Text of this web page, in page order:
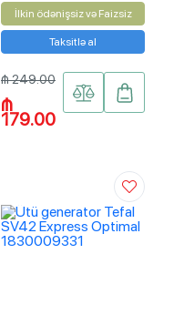
İlkin ödənişsiz və Faizsiz
Taksitlə al
₼ 249.00
₼
179.00